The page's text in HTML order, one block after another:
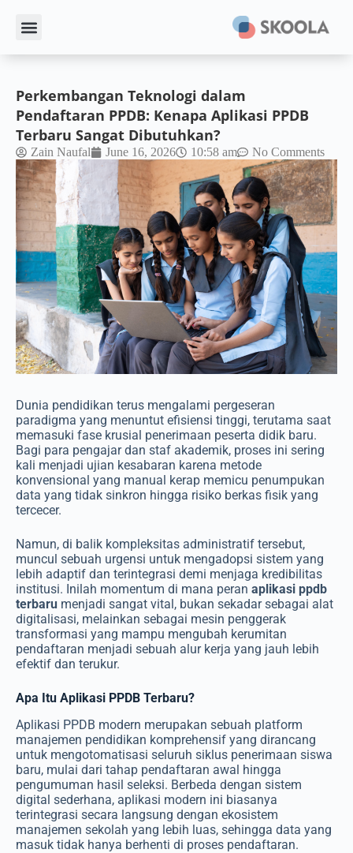
Perkembangan Teknologi dalam
Pendaftaran PPDB: Kenapa Aplikasi PPDB
Terbaru Sangat Dibutuhkan?
Zain Naufal June 16, 2026 10:58 am No Comments
Dunia pendidikan terus mengalami pergeseran
paradigma yang menuntut efisiensi tinggi, terutama saat
memasuki fase krusial penerimaan peserta didik baru.
Bagi para pengajar dan staf akademik, proses ini sering
kali menjadi ujian kesabaran karena metode
konvensional yang manual kerap memicu penumpukan
data yang tidak sinkron hingga risiko berkas fisik yang
tercecer.
Namun, di balik kompleksitas administratif tersebut,
muncul sebuah urgensi untuk mengadopsi sistem yang
lebih adaptif dan terintegrasi demi menjaga kredibilitas
institusi. Inilah momentum di mana peran aplikasi ppdb
terbaru menjadi sangat vital, bukan sekadar sebagai alat
digitalisasi, melainkan sebagai mesin penggerak
transformasi yang mampu mengubah kerumitan
pendaftaran menjadi sebuah alur kerja yang jauh lebih
efektif dan terukur.
Apa Itu Aplikasi PPDB Terbaru?
Aplikasi PPDB modern merupakan sebuah platform
manajemen pendidikan komprehensif yang dirancang
untuk mengotomatisasi seluruh siklus penerimaan siswa
baru, mulai dari tahap pendaftaran awal hingga
pengumuman hasil seleksi. Berbeda dengan sistem
digital sederhana, aplikasi modern ini biasanya
terintegrasi secara langsung dengan ekosistem
manajemen sekolah yang lebih luas, sehingga data yang
masuk tidak hanya berhenti di proses pendaftaran.